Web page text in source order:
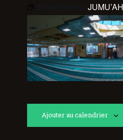
Event Series:
Ajouter au calendrier